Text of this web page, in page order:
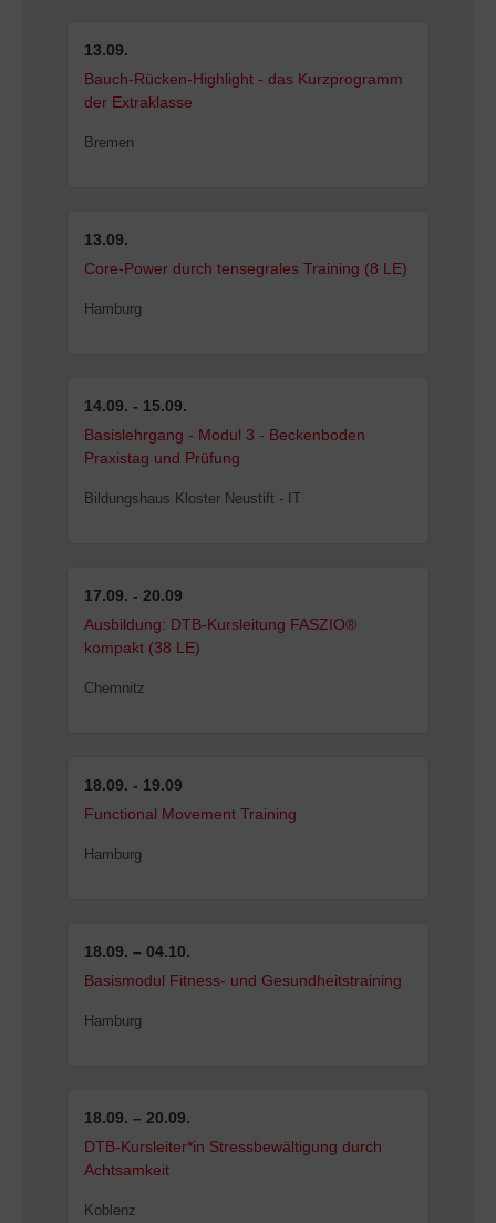
13.09.
Bauch-Rücken-Highlight - das Kurzprogramm
der Extraklasse
Bremen
13.09.
Core-Power durch tensegrales Training (8 LE)
Hamburg
14.09. - 15.09.
Basislehrgang - Modul 3 - Beckenboden
Praxistag und Prüfung
Bildungshaus Kloster Neustift - IT
17.09. - 20.09
Ausbildung: DTB-Kursleitung FASZIO®
kompakt (38 LE)
Chemnitz
18.09. - 19.09
Functional Movement Training
Hamburg
18.09. – 04.10.
Basismodul Fitness- und Gesundheitstraining
Hamburg
18.09. – 20.09.
DTB-Kursleiter*in Stressbewältigung durch
Achtsamkeit
Koblenz